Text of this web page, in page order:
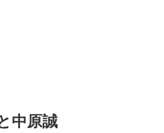
中原誠